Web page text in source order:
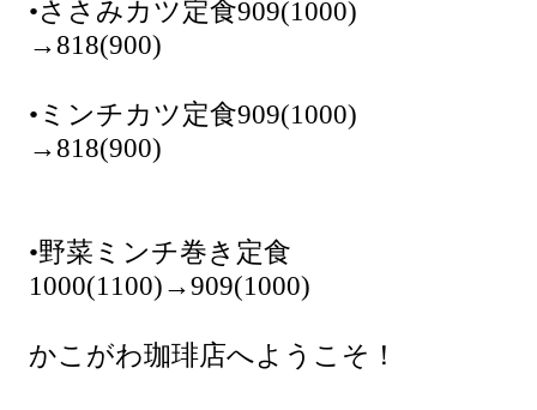
•ささみカツ定食909(1000)
→818(900)
•ミンチカツ定食909(1000)
→818(900)
•野菜ミンチ巻き定食
1000(1100)→909(1000)
かこがわ珈琲店へようこそ！